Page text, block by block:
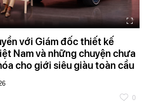
với Giám đốc thiết kế
Nam và những chuyện chưa
cho giới siêu giàu toàn cầu
0